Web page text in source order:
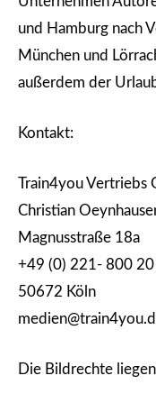
und Hamburg nach
München und
außerdem der
Kontakt:
Train4you Vertriebs
Christian
Magnusstraße 18a
+49 (0) 221- 800
50672 Köln
Die Bildrechte